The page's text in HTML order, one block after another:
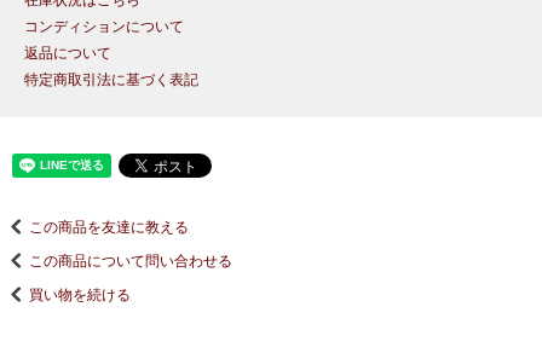
コンディションについて
返品について
特定商取引法に基づく表記
この商品を友達に教える
この商品について問い合わせる
買い物を続ける